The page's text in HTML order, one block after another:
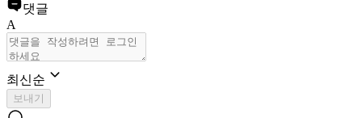
댓글
A
최신순
보내기